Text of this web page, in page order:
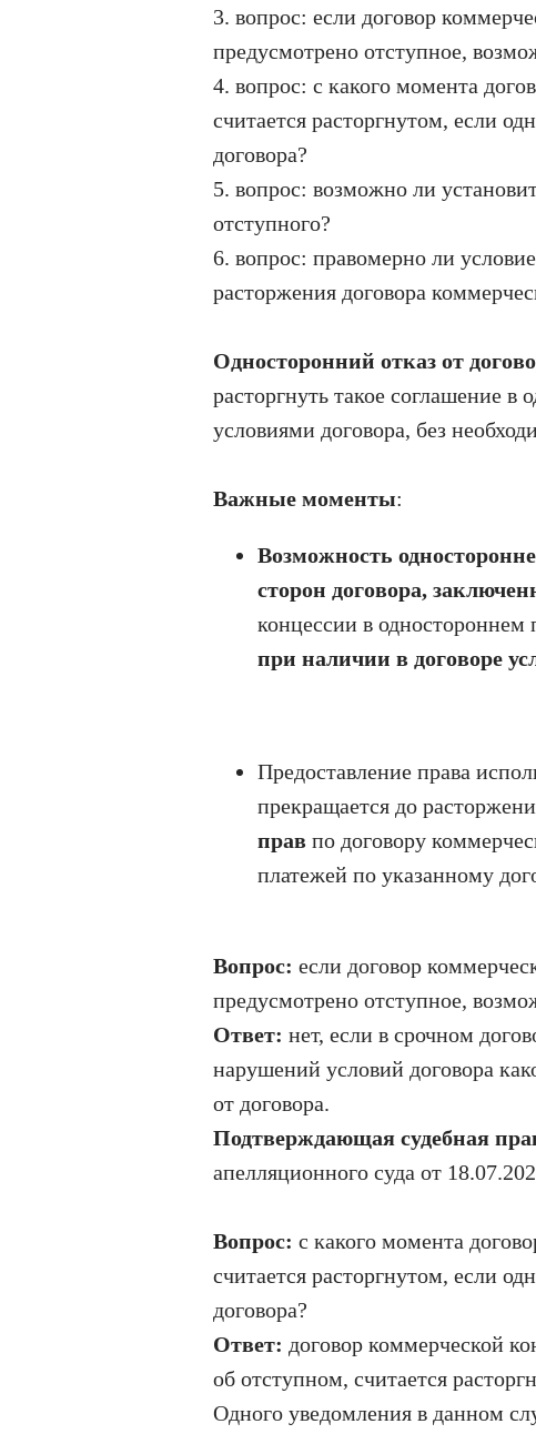
3. вопрос: если договор
предусмотрено отступное,
4. вопрос: с какого момента
считается расторгнутом, если
договора?
5. вопрос: возможно ли
отступного?
6. вопрос: правомерно ли
расторжения договора
Односторонний отказ от
расторгнуть такое соглашение в
условиями договора, без
Важные моменты:
Возможность
сторон договора,
концессии в одностороннем
при наличии в договоре
Предоставление права
прекращается до
прав по договору
платежей по указанному
Вопрос: если договор
предусмотрено отступное,
Ответ: нет, если в срочном
нарушений условий договора
от договора.
Подтверждающая судебная
апелляционного суда от
Вопрос: с какого момента
считается расторгнутом, если
договора?
Ответ: договор коммерческой
об отступном, считается
Одного уведомления в данном